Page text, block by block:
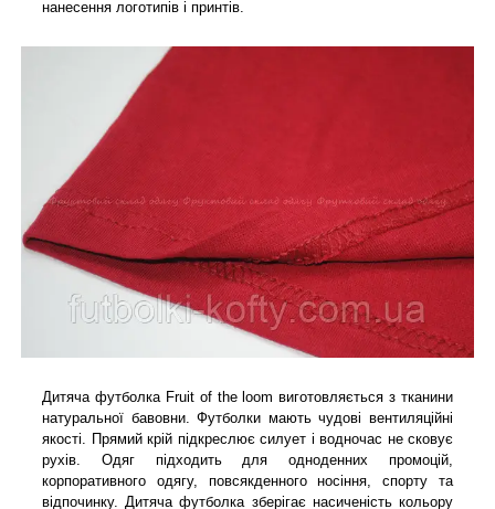
нанесення логотипів і принтів.
Дитяча футболка Fruit of the loom виготовляється з тканини
натуральної бавовни. Футболки мають чудові вентиляційні
якості. Прямий крій підкреслює силует і водночас не сковує
рухів. Одяг підходить для одноденних промоцій,
корпоративного одягу, повсякденного носіння, спорту та
відпочинку. Дитяча футболка зберігає насиченість кольору